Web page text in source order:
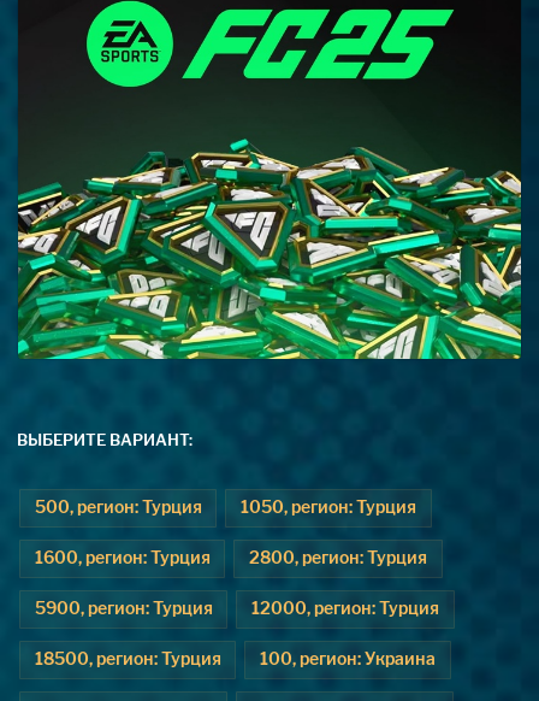
ВЫБЕРИТЕ ВАРИАНТ:
500, регион: Турция 1050, регион: Турция
1600, регион: Турция 2800, регион: Турция
5900, регион: Турция 12000, регион: Турция
18500, регион: Турция 100, регион: Украина